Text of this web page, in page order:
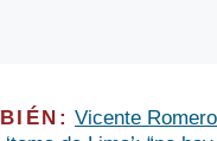
Vicente